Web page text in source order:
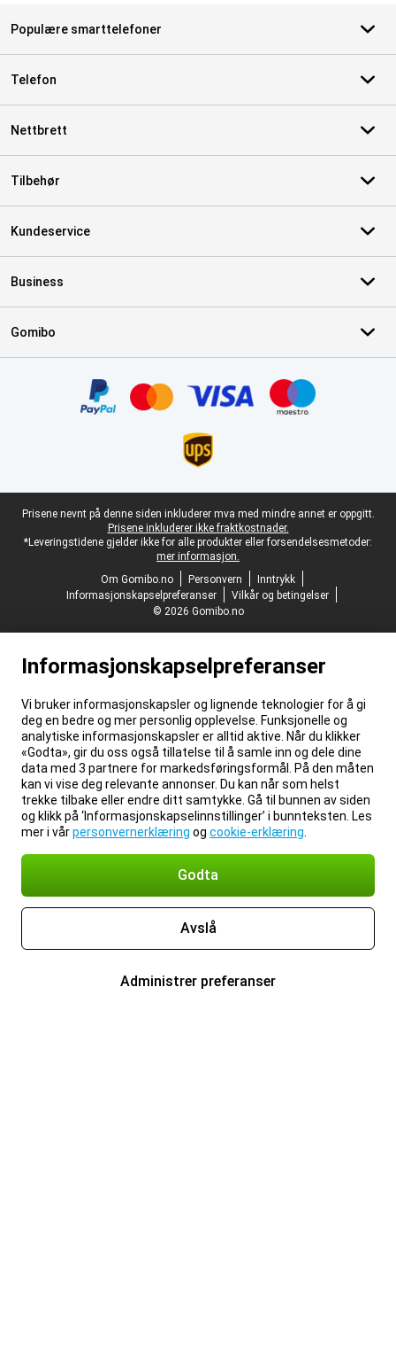
Populære smarttelefoner
Telefon
Nettbrett
Tilbehør
Kundeservice
Business
Gomibo
Juridisk bunntekst
Prisene nevnt på denne siden inkluderer mva med mindre annet er oppgitt.
Prisene inkluderer ikke fraktkostnader.
*Leveringstidene gjelder ikke for alle produkter eller forsendelsesmetoder:
mer informasjon.
Om Gomibo.no
Personvern
Inntrykk
Informasjonskapselpreferanser
Vilkår og betingelser
© 2026 Gomibo.no
Informasjonskapselpreferanser
Vi bruker informasjonskapsler og lignende teknologier for å gi
deg en bedre og mer personlig opplevelse. Funksjonelle og
analytiske informasjonskapsler er alltid aktive. Når du klikker
«Godta», gir du oss også tillatelse til å samle inn og dele dine
data med 3 partnere for markedsføringsformål. På den måten
kan vi vise deg relevante annonser. Du kan når som helst
trekke tilbake eller endre ditt samtykke. Gå til bunnen av siden
og klikk på ‘Informasjonskapselinnstillinger’ i bunnteksten. Les
mer i vårpersonvernerklæring og cookie-erklæring
Godta
Avslå
Administrer preferanser